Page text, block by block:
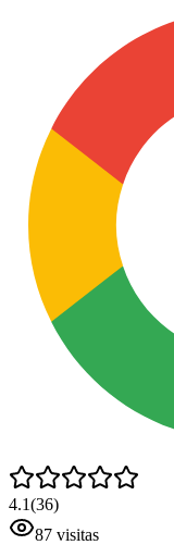
4.1(36)
87 visitas